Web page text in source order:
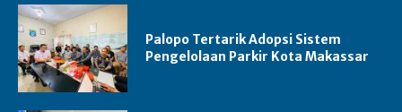
Palopo Tertarik Adopsi Sistem
Pengelolaan Parkir Kota Makassar